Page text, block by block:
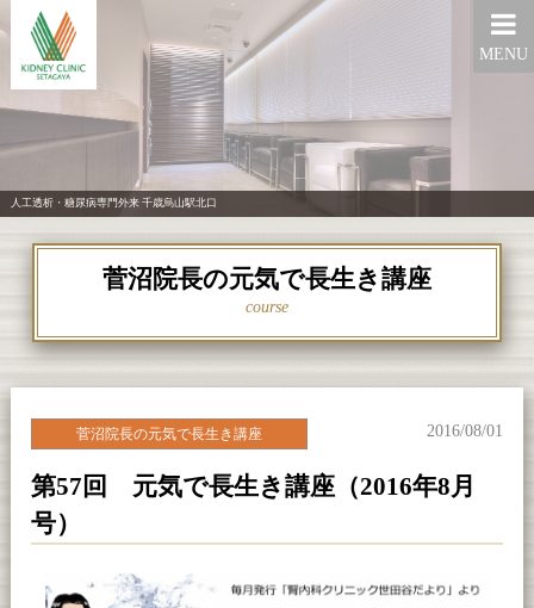
人工透析・糖尿病専門外来 千歳烏山駅北口
MENU
菅沼院長の元気で長生き講座
course
第57回 元気で長生き講座（2016年8月
号）
菅沼院長の元気で長生き講座 2016/08/01